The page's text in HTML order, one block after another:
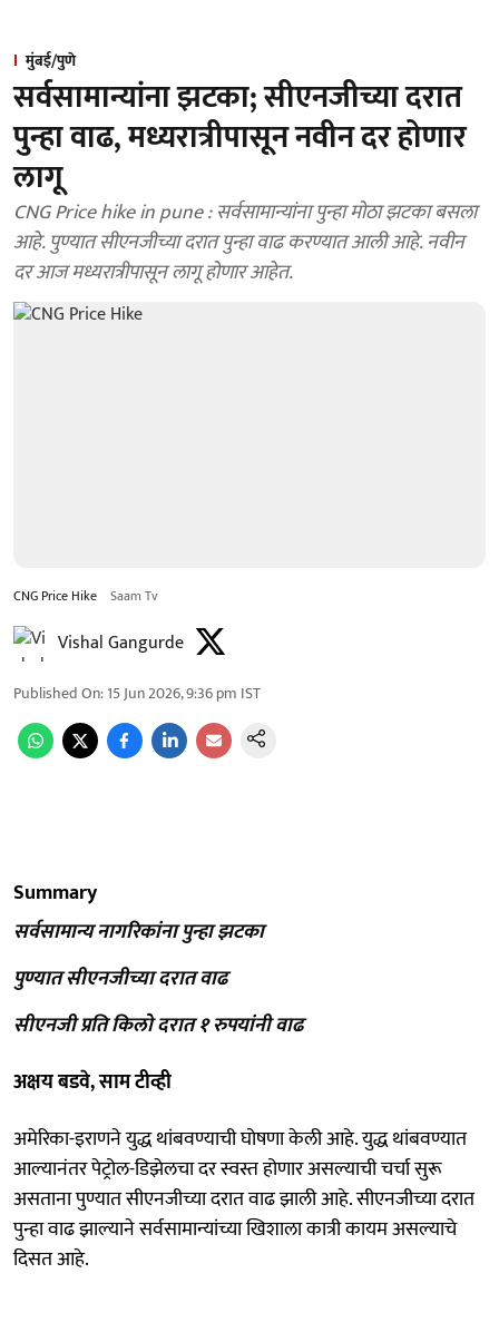
मुंबई/पुणे
सर्वसामान्यांना झटका; सीएनजीच्या दरात
पुन्हा वाढ, मध्यरात्रीपासून नवीन दर होणार
लागू
CNG Price hike in pune : सर्वसामान्यांना पुन्हा मोठा झटका बसला
आहे. पुण्यात सीएनजीच्या दरात पुन्हा वाढ करण्यात आली आहे. नवीन
दर आज मध्यरात्रीपासून लागू होणार आहेत.
CNG Price Hike Saam Tv
Vishal Gangurde
Published On:15 Jun 2026, 9:36 pm IST
Summary
सर्वसामान्य नागरिकांना पुन्हा झटका
पुण्यात सीएनजीच्या दरात वाढ
सीएनजी प्रति किलो दरात १ रुपयांनी वाढ
अक्षय बडवे, साम टीव्ही
अमेरिका-इराणने युद्ध थांबवण्याची घोषणा केली आहे. युद्ध थांबवण्यात
आल्यानंतर पेट्रोल-डिझेलचा दर स्वस्त होणार असल्याची चर्चा सुरू
असताना पुण्यात सीएनजीच्या दरात वाढ झाली आहे. सीएनजीच्या दरात
पुन्हा वाढ झाल्याने सर्वसामान्यांच्या खिशाला कात्री कायम असल्याचे
दिसत आहे.